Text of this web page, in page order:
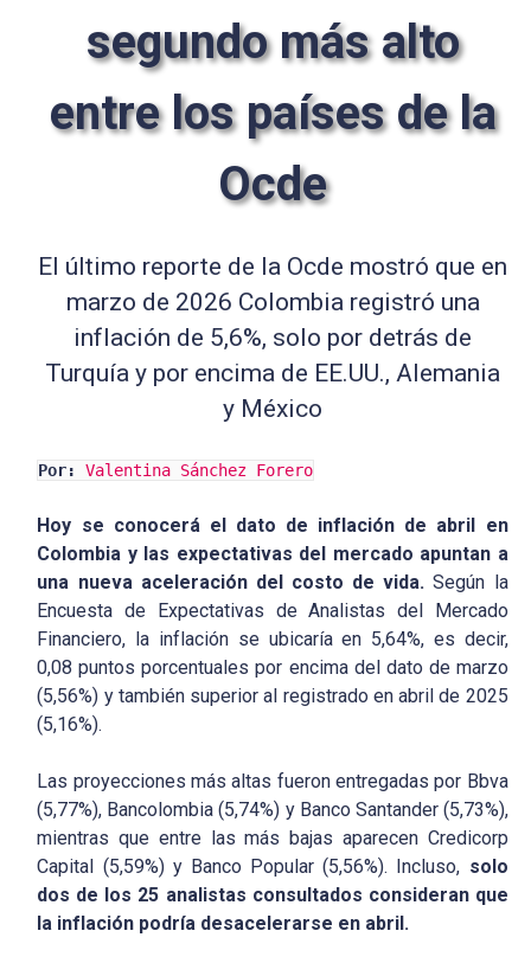
segundo más alto
entre los países de la
Ocde
El último reporte de la Ocde mostró que en
marzo de 2026 Colombia registró una
inflación de 5,6%, solo por detrás de
Turquía y por encima de EE.UU., Alemania
y México
Por: Valentina Sánchez Forero
Hoy se conocerá el dato de inflación de abril en
Colombia y las expectativas del mercado apuntan a
una nueva aceleración del costo de vida. Según la
Encuesta de Expectativas de Analistas del Mercado
Financiero, la inflación se ubicaría en 5,64%, es decir,
0,08 puntos porcentuales por encima del dato de marzo
(5,56%) y también superior al registrado en abril de 2025
(5,16%).
Las proyecciones más altas fueron entregadas por Bbva
(5,77%), Bancolombia (5,74%) y Banco Santander (5,73%),
mientras que entre las más bajas aparecen Credicorp
Capital (5,59%) y Banco Popular (5,56%). Incluso, solo
dos de los 25 analistas consultados consideran que
la inflación podría desacelerarse en abril.